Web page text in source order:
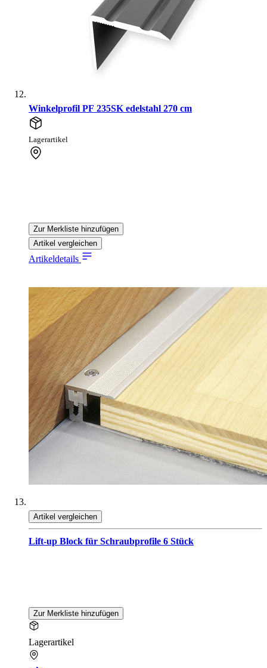
Winkelprofil PF 235SK edelstahl 270 cm
Lagerartikel
Zur Merkliste hinzufügen
Artikel vergleichen
Artikeldetails
Artikel vergleichen
Lift-up Block für Schraubprofile 6 Stück
Zur Merkliste hinzufügen
Lagerartikel